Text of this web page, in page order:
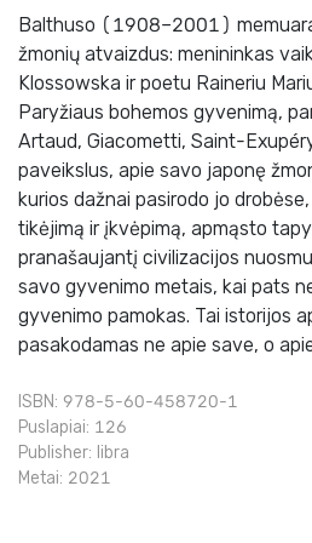
Balthuso (1908–2001)
žmonių atvaizdus: menininkas
Klossowska ir poetu Raineriu
Paryžiaus bohemos gyvenimą,
Artaud, Giacometti, Saint-
paveikslus, apie savo japonę
kurios dažnai pasirodo jo
tikėjimą ir įkvėpimą, apmąsto
pranašaujantį civilizacijos
savo gyvenimo metais, kai pats
gyvenimo pamokas. Tai istorijos
pasakodamas ne apie save, o
ISBN: 978-5-60-458720-1
Puslapiai: 126
Publisher: libra
Metai: 2021